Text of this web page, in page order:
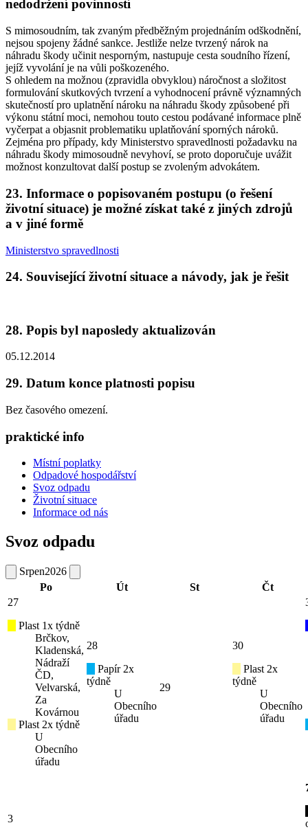
nedodržení povinností
S mimosoudním, tak zvaným předběžným projednáním odškodnění,
nejsou spojeny žádné sankce. Jestliže nelze tvrzený nárok na
náhradu škody učinit nesporným, nastupuje cesta soudního řízení,
jejíž vyvolání je na vůli poškozeného.
S ohledem na možnou (zpravidla obvyklou) náročnost a složitost
formulování skutkových tvrzení a vyhodnocení právně významných
skutečností pro uplatnění nároku na náhradu škody způsobené při
výkonu státní moci, nemohou touto cestou podávané informace plně
vyčerpat a objasnit problematiku uplatňování sporných nároků.
Zejména pro případy, kdy Ministerstvo spravedlnosti požadavku na
náhradu škody mimosoudně nevyhoví, se proto doporučuje uvážit
možnost konzultovat další postup se zvoleným advokátem.
23. Informace o popisovaném postupu (o řešení
životní situace) je možné získat také z jiných zdrojů
a v jiné formě
Ministerstvo spravedlnosti
24. Související životní situace a návody, jak je řešit
28. Popis byl naposledy aktualizován
05.12.2014
29. Datum konce platnosti popisu
Bez časového omezení.
praktické info
Místní poplatky
Odpadové hospodářství
Svoz odpadu
Životní situace
Informace od nás
Svoz odpadu
Srpen2026
Po
Út St
Čt
27
Plast 1x týdně
Brčkov,
Kladenská,
Nádraží
ČD,
Velvarská,
Za
Kovárnou
Plast 2x týdně
U
Obecního
úřadu
28
Papír 2x
týdně
U
Obecního
úřadu
29
30
Plast 2x
týdně
U
Obecního
úřadu
3